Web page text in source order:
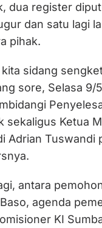
dua register
dan satu lagi
pihak.
sidang
sore, Selasa 9/
sekaligus Ketua
Adrian Tuswandi
antara
agenda
KI